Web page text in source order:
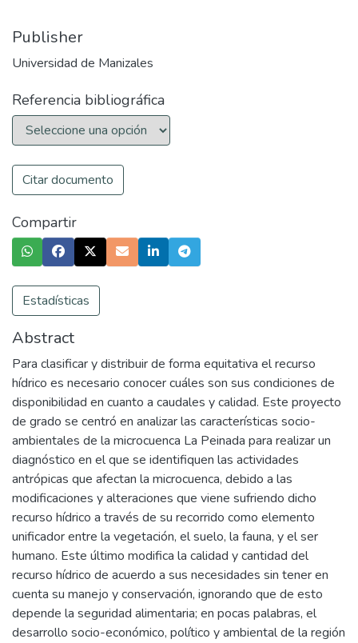
Publisher
Universidad de Manizales
Referencia bibliográfica
Citar documento
Compartir
Estadísticas
Abstract
Para clasificar y distribuir de forma equitativa el recurso
hídrico es necesario conocer cuáles son sus condiciones de
disponibilidad en cuanto a caudales y calidad. Este proyecto
de grado se centró en analizar las características socio-
ambientales de la microcuenca La Peinada para realizar un
diagnóstico en el que se identifiquen las actividades
antrópicas que afectan la microcuenca, debido a las
modificaciones y alteraciones que viene sufriendo dicho
recurso hídrico a través de su recorrido como elemento
unificador entre la vegetación, el suelo, la fauna, y el ser
humano. Este último modifica la calidad y cantidad del
recurso hídrico de acuerdo a sus necesidades sin tener en
cuenta su manejo y conservación, ignorando que de esto
depende la seguridad alimentaria; en pocas palabras, el
desarrollo socio-económico, político y ambiental de la región